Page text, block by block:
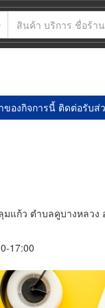
ของกิจการนี้ ติดต่อรับส่
แก้ว ตำบลคูบางหลวง
17:00